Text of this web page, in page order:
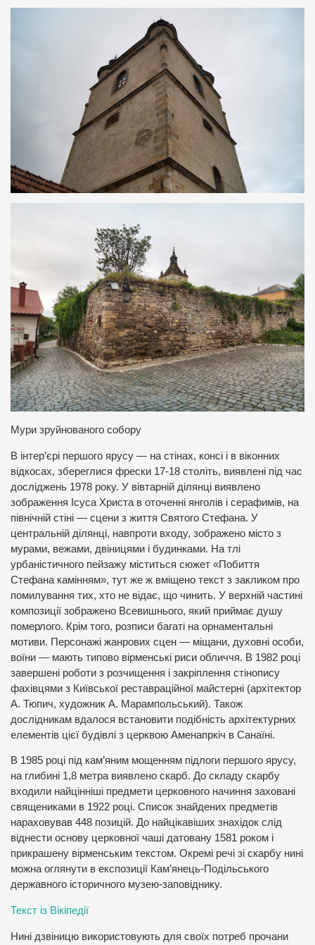
Мури зруйнованого собору
В інтер’єрі першого ярусу — на стінах, консі і в віконних
відкосах, збереглися фрески 17-18 століть, виявлені під час
досліджень 1978 року. У вівтарній ділянці виявлено
зображення Ісуса Христа в оточенні янголів і серафимів, на
північній стіні — сцени з життя Святого Стефана. У
центральній ділянці, навпроти входу, зображено місто з
мурами, вежами, двіницями і будинками. На тлі
урбаністичного пейзажу міститься сюжет «Побиття
Стефана камінням», тут же ж вміщено текст з закликом про
помилування тих, хто не відає, що чинить. У верхній частині
композиції зображено Всевишнього, який приймає душу
померлого. Крім того, розписи багаті на орнаментальні
мотиви. Персонажі жанрових сцен — міщани, духовні особи,
воїни — мають типово вірменські риси обличчя. В 1982 році
завершені роботи з розчищення і закріплення стінопису
фахівцями з Київської реставраційної майстерні (архітектор
А. Тюпич, художник А. Марампольський). Також
дослідникам вдалося встановити подібність архітектурних
елементів цієї будівлі з церквою Аменапркіч в Санаїні.
В 1985 році під кам’яним мощенням підлоги першого ярусу,
на глибині 1,8 метра виявлено скарб. До складу скарбу
входили найцінніші предмети церковного начиння заховані
священиками в 1922 році. Список знайдених предметів
нараховував 448 позицій. До найцікавіших знахідок слід
віднести основу церковної чаші датовану 1581 роком і
прикрашену вірменським текстом. Окремі речі зі скарбу нині
можна оглянути в експозиції Кам’янець-Подільського
державного історичного музею-заповіднику.
Текст із Вікіпедії
Нині дзвіницю використовують для своїх потреб прочани